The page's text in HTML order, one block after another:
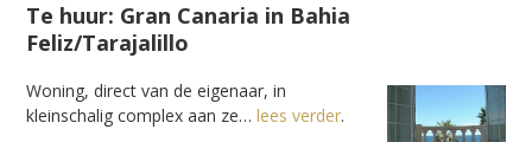
Te huur: Gran Canaria in Bahia
Feliz/Tarajalillo
Woning, direct van de eigenaar, in
kleinschalig complex aan ze…lees verder.